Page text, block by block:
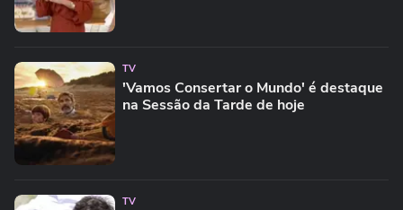
TV
'Vamos Consertar o Mundo' é destaque
na Sessão da Tarde de hoje
TV